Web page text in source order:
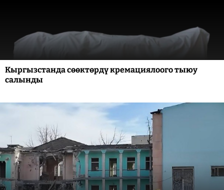
Кыргызстанда сөөктөрдү кремациялоого тыюу
салынды